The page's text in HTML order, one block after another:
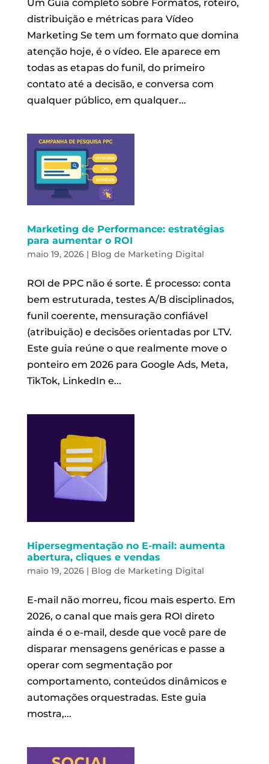
Um Guia completo sobre Formatos, roteiro,
distribuição e métricas para Vídeo
Marketing Se tem um formato que domina
atenção hoje, é o vídeo. Ele aparece em
todas as etapas do funil, do primeiro
contato até a decisão, e conversa com
qualquer público, em qualquer...
Marketing de Performance: estratégias
para aumentar o ROI
maio 19, 2026| Blog de Marketing Digital
ROI de PPC não é sorte. É processo: conta
bem estruturada, testes A/B disciplinados,
funil coerente, mensuração confiável
(atribuição) e decisões orientadas por LTV.
Este guia reúne o que realmente move o
ponteiro em 2026 para Google Ads, Meta,
TikTok, LinkedIn e...
Hipersegmentação no E-mail: aumenta
abertura, cliques e vendas
maio 19, 2026| Blog de Marketing Digital
E-mail não morreu, ficou mais esperto. Em
2026, o canal que mais gera ROI direto
ainda é o e-mail, desde que você pare de
disparar mensagens genéricas e passe a
operar com segmentação por
comportamento, conteúdos dinâmicos e
automações orquestradas. Este guia
mostra,...